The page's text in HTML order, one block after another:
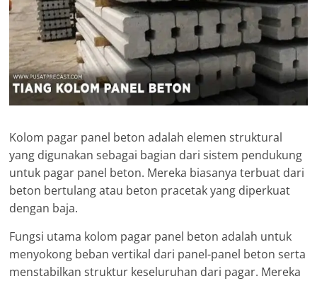
Kolom pagar panel beton adalah elemen struktural
yang digunakan sebagai bagian dari sistem pendukung
untuk pagar panel beton. Mereka biasanya terbuat dari
beton bertulang atau beton pracetak yang diperkuat
dengan baja.
Fungsi utama kolom pagar panel beton adalah untuk
menyokong beban vertikal dari panel-panel beton serta
menstabilkan struktur keseluruhan dari pagar. Mereka